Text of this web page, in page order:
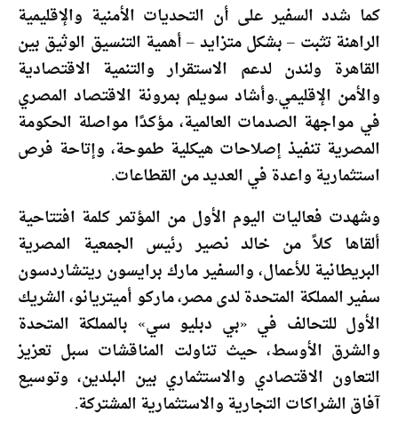
كما شدد السفير على أن التحديات الأمنية والإقليمية
الراهنة تثبت – بشكل متزايد – أهمية التنسيق الوثيق بين
القاهرة ولندن لدعم الاستقرار والتنمية الاقتصادية
والأمن الإقليمي.وأشاد سويلم بمرونة الاقتصاد المصري
في مواجهة الصدمات العالمية، مؤكدًا مواصلة الحكومة
المصرية تنفيذ إصلاحات هيكلية طموحة، وإتاحة فرص
استثمارية واعدة في العديد من القطاعات.
وشهدت فعاليات اليوم الأول من المؤتمر كلمة افتتاحية
ألقاها كلاً من خالد نصير رئيس الجمعية المصرية
البريطانية للأعمال، والسفير مارك برايسون ريتشاردسون
سفير المملكة المتحدة لدى مصر، ماركو أميتريانو، الشريك
الأول للتحالف في «بي دبليو سي» بالمملكة المتحدة
والشرق الأوسط، حيث تناولت المناقشات سبل تعزيز
التعاون الاقتصادي والاستثماري بين البلدين، وتوسيع
آفاق الشراكات التجارية والاستثمارية المشتركة.